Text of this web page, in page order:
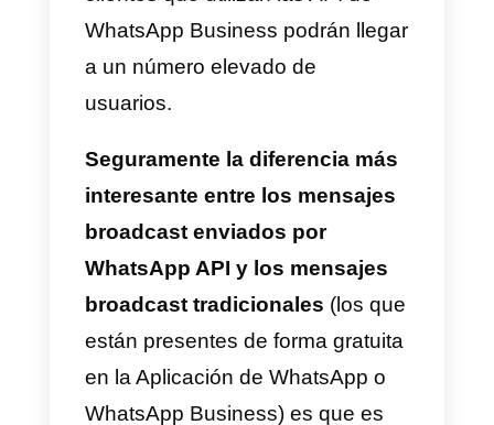
y tener gran alcance.
4) Utiliza los archivos
productos y/o servicios.
Siempre es recomendable utilizar
las funciones multimedia de tu
cuenta de WhatsApp para
mostrar tus productos o